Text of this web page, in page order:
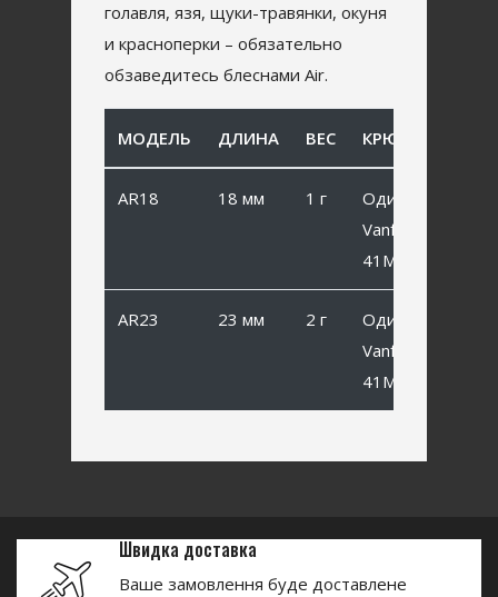
голавля, язя, щуки-травянки, окуня
и красноперки – обязательно
обзаведитесь блеснами Air.
МОДЕЛЬ ДЛИНА ВЕС КРЮЧОК
AR18 18 мм 1 г
Одинарный
Vanfook SP-
41MB #8
AR23 23 мм 2 г
Одинарный
Vanfook SP-
41MB #6
Швидка доставка
Ваше замовлення буде доставлене